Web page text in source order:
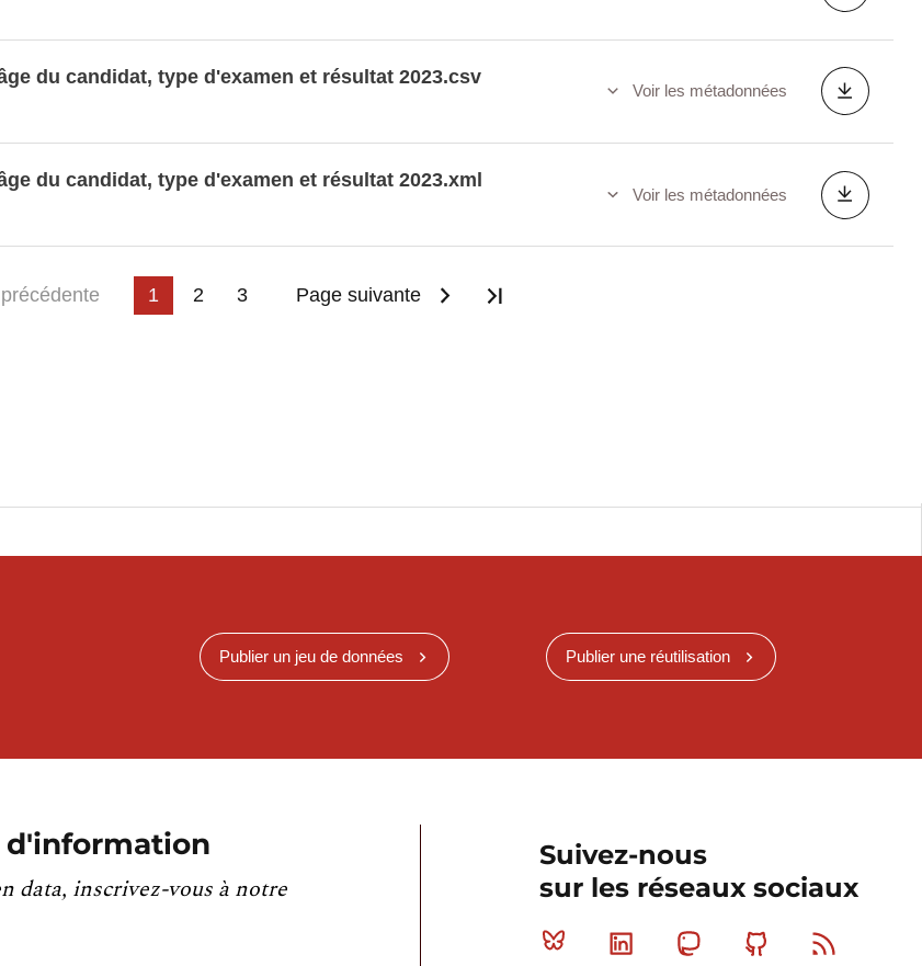
du candidat, type d'examen et résultat 2023.csv
Voir les métadonnées
du candidat, type d'examen et résultat 2023.xml
Voir les métadonnées
1 2 3 Page suivante
Publier un jeu de données Publier une réutilisation
d'information
data, inscrivez-vous à notre
Suivez-nous
sur les réseaux sociaux
Bluesky Linkedin MastodonGithub